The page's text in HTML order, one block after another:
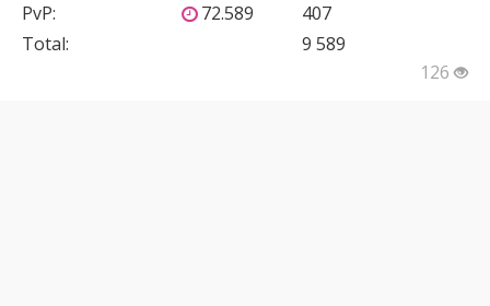
PvP: 72.589
407
Total:
9 589
126